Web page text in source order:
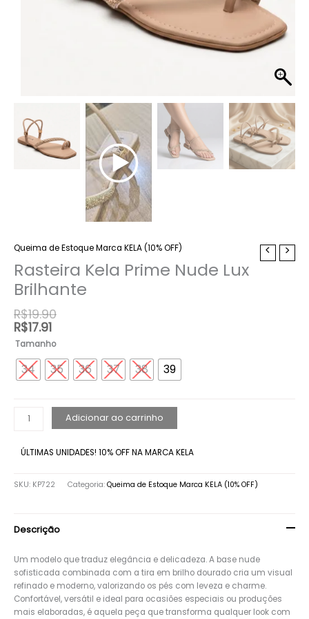
Queima de Estoque Marca KELA (10% OFF)
Rasteira Kela Prime Nude Lux
Brilhante
R$19.90
R$17.91
Tamanho
34 35 36 37 38 39
Rasteira
Kela
Prime
Nude
Brilhante
quantidade
Adicionar ao carrinho
ÚLTIMAS UNIDADES! 10% OFF NA MARCA KELA
SKU: KP722 Categoria: Queima de Estoque Marca KELA (10% OFF)
Descrição
Um modelo que traduz elegância e delicadeza. A base nude
sofisticada combinada com a tira em brilho dourado cria um visual
refinado e moderno, valorizando os pés com leveza e charme.
Confortável, versátil e ideal para ocasiões especiais ou produções
mais elaboradas, é aquela peça que transforma qualquer look com